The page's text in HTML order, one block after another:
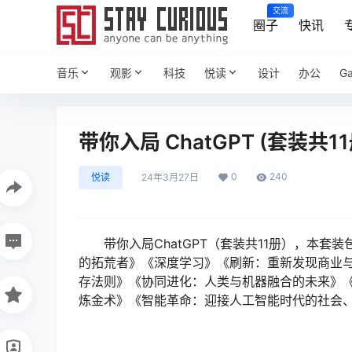
圈子
交流
快讯
音乐 观影 科技 悦读 设计 办公
带你入局 ChatGPT (套装共
悦读 24年3月27日 0 240
带你入局ChatGPT（套装共11册），本套
的拓荒者》《深度学习》《刷新：重新发现商业
存法则》《协同进化：人类与机器融合的未来
炼金术》《智能革命：迎接人工智能时代的社会